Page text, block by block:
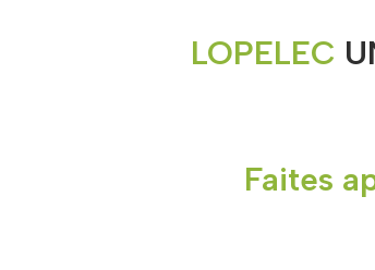
LOPELEC
Faites